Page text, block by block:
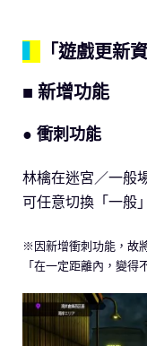
「遊戲更新
■ 新增功能
● 衝刺功能
林檎在迷宮／一般
可任意切換「一般
※因新增衝刺功能，故
「在一定距離內，變得